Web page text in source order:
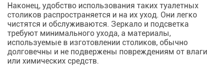
Наконец, удобство использования таких туалетных
столиков распространяется и на их уход. Они легко
чистятся и обслуживаются. Зеркало и подсветка
требуют минимального ухода, а материалы,
используемые в изготовлении столиков, обычно
долговечны и не подвержены повреждениям от влаги
или химических средств.